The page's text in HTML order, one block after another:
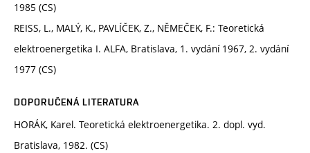
1985 (CS)
REISS, L., MALÝ, K., PAVLÍČEK, Z., NĚMEČEK, F.: Teoretická
elektroenergetika I. ALFA, Bratislava, 1. vydání 1967, 2. vydání
1977 (CS)
DOPORUČENÁ LITERATURA
HORÁK, Karel. Teoretická elektroenergetika. 2. dopl. vyd.
Bratislava, 1982. (CS)